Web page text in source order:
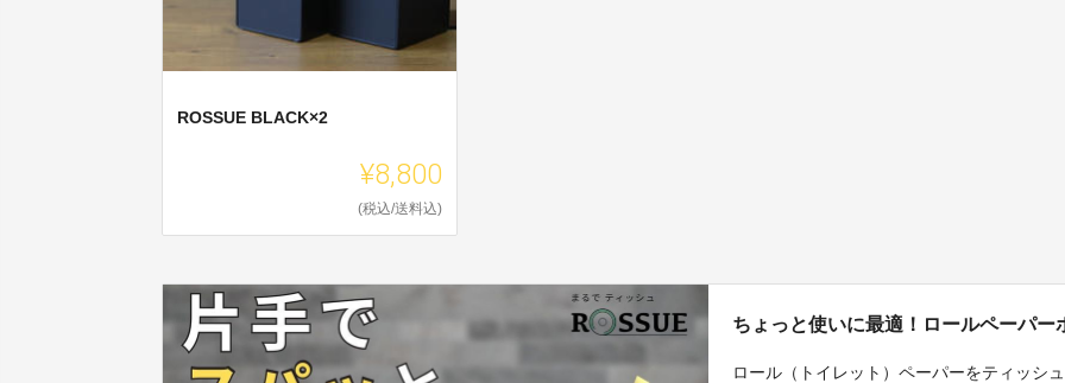
ROSSUE BLACK×2
¥8,800
(税込/送料込)
ちょっと使いに最適！ロールペーパ
ロール（トイレット）ペーパーをティッシ